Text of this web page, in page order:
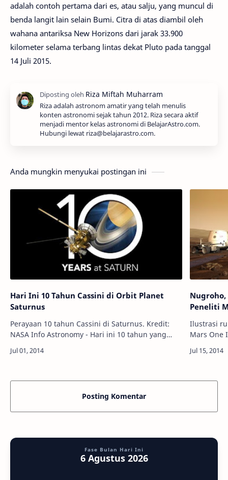
adalah contoh pertama dari es, atau salju, yang muncul di
benda langit lain selain Bumi. Citra di atas diambil oleh
wahana antariksa New Horizons dari jarak 33.900
kilometer selama terbang lintas dekat Pluto pada tanggal
14 Juli 2015.
Riza adalah astronom amatir yang telah menulis
konten astronomi sejak tahun 2012. Riza secara aktif
menjadi mentor kelas astronomi di BelajarAstro.com.
Hubungi lewat riza@belajarastro.com.
Anda mungkin menyukai postingan ini
Hari Ini 10 Tahun Cassini di Orbit Planet
Saturnus
Perayaan 10 tahun Cassini di Saturnus. Kredit:
NASA Info Astronomy - Hari ini 10 tahun yang
sistem Saturnus, dan telah…
Peneliti
Ilustrasi
Mars One Info Astronomy - Bagus Nugroho,
Posting Komentar
Fase Bulan Hari Ini
6 Agustus 2026